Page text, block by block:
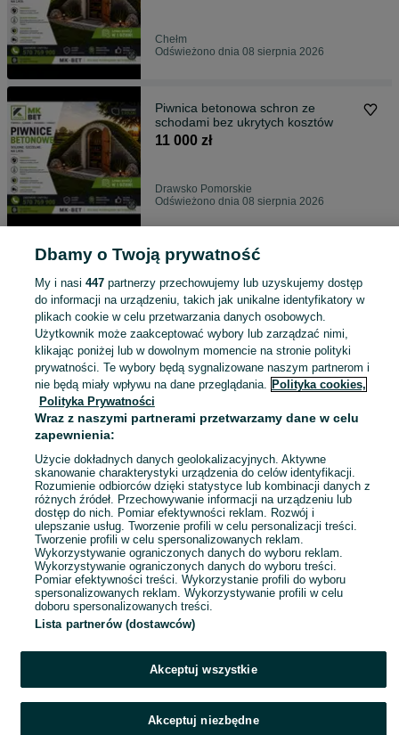
Chełm
Odświeżono dnia 08 sierpnia 2026
Piwnica betonowa schron ze
schodami bez ukrytych kosztów
11 000 zł
Drawsko Pomorskie
Odświeżono dnia 08 sierpnia 2026
Piwnica betonowa schron ze
11 000 zł
Szczecinek
Odświeżono dnia 08 sierpnia 2026
ukrytych kosztow .
Słupsk
Odświeżono dnia 08 sierpnia 2026
1 2 3 4 5
Dbamy o Twoją prywatność
My i nasi 447partnerzy przechowujemy lub uzyskujemy dostęp
do informacji na urządzeniu, takich jak unikalne identyfikatory w
plikach cookie w celu przetwarzania danych osobowych.
Użytkownik może zaakceptować wybory lub zarządzać nimi,
klikając poniżej lub w dowolnym momencie na stronie polityki
prywatności. Te wybory będą sygnalizowane naszym partnerom i
nie będą miały wpływu na dane przeglądania. Polityka cookies,
Polityka Prywatności
Wraz z naszymi partnerami przetwarzamy dane w celu
zapewnienia:
Użycie dokładnych danych geolokalizacyjnych. Aktywne
skanowanie charakterystyki urządzenia do celów identyfikacji.
Rozumienie odbiorców dzięki statystyce lub kombinacji danych z
różnych źródeł. Przechowywanie informacji na urządzeniu lub
dostęp do nich. Pomiar efektywności reklam. Rozwój i
ulepszanie usług. Tworzenie profili w celu personalizacji treści.
Tworzenie profili w celu spersonalizowanych reklam.
Wykorzystywanie ograniczonych danych do wyboru reklam.
Wykorzystywanie ograniczonych danych do wyboru treści.
Pomiar efektywności treści. Wykorzystanie profili do wyboru
spersonalizowanych reklam. Wykorzystywanie profili w celu
doboru spersonalizowanych treści.
Lista partnerów (dostawców)
Akceptuj wszystkie
Akceptuj niezbędne